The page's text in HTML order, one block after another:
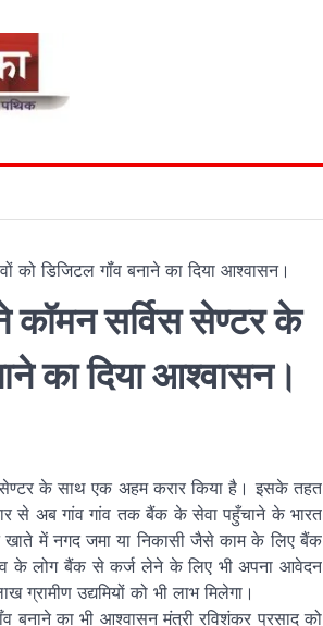
को डिजिटल गॉंव बनाने का दिया आश्वासन।
कॉमन सर्विस सेण्टर के
का दिया आश्वासन।
के साथ एक अहम करार किया है। इसके तहत
से अब गांव गांव तक बैंक के सेवा पहुँचाने के भारत
में नगद जमा या निकासी जैसे काम के लिए बैंक
के लोग बैंक से कर्ज लेने के लिए भी अपना आवेदन
उद्यमियों को भी लाभ मिलेगा।
का भी आश्वासन मंत्री रविशंकर प्रसाद को